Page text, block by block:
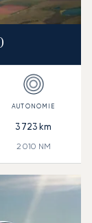
3 723 km
2 010 NM